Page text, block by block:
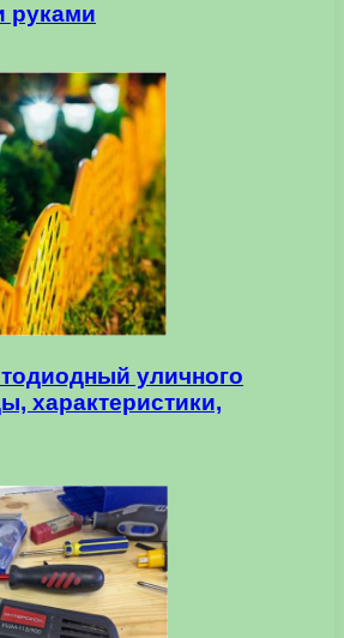
руками
уличного
характеристики,